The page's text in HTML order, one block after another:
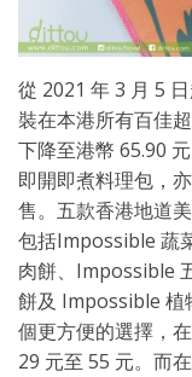
從 2021 年 3 月 5
裝在本港所有百佳
下降至港幣 65.90
即開即煮料理包，
售。五款香港地道
包括Impossible 蔬
肉餅、Impossible
餅及 Impossible 植
個更方便的選擇，
29 元至 55 元。而